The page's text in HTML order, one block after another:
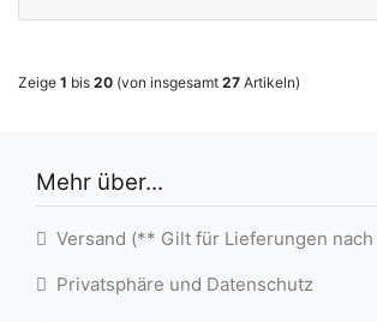
Zeige 1 bis 20 (von insgesamt 27 Artikeln)
Mehr über...
Versand (** Gilt für Lieferungen
Privatsphäre und Datenschutz